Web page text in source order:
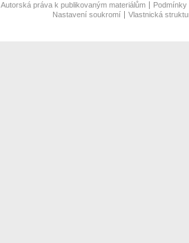
Autorská práva k publikovaným materiálům
Nastavení soukromí
Vlastnická